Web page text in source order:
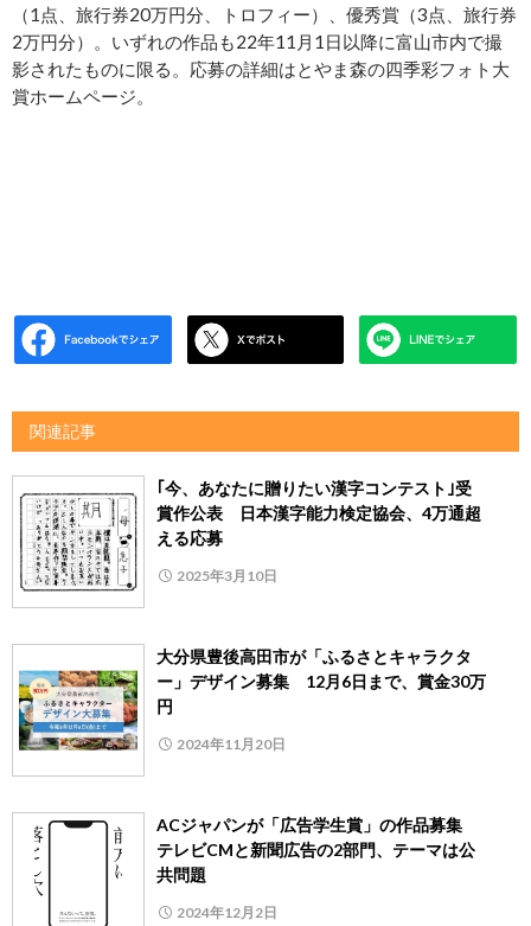
（1点、旅行券20万円分、トロフィー）、優秀賞（3点、旅行券
2万円分）。いずれの作品も22年11月1日以降に富山市内で撮
影されたものに限る。応募の詳細はとやま森の四季彩フォト大
賞ホームページ。
関連記事
｢今、あなたに贈りたい漢字コンテスト｣受
賞作公表 日本漢字能力検定協会、4万通超
える応募
2025年3月10日
大分県豊後高田市が「ふるさとキャラクタ
ー」デザイン募集 12月6日まで、賞金30万
円
2024年11月20日
ACジャパンが「広告学生賞」の作品募集
テレビCMと新聞広告の2部門、テーマは公
共問題
2024年12月2日